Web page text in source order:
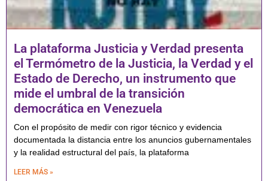
La plataforma Justicia y Verdad presenta
el Termómetro de la Justicia, la Verdad y el
Estado de Derecho, un instrumento que
mide el umbral de la transición
democrática en Venezuela
Con el propósito de medir con rigor técnico y evidencia
documentada la distancia entre los anuncios gubernamentales
y la realidad estructural del país, la plataforma
LEER MÁS »